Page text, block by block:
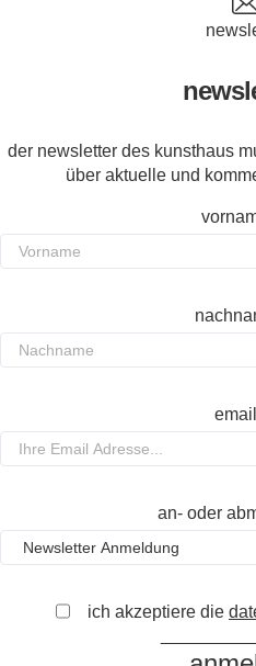
der newsletter des kunsthaus
über aktuelle und
an- oder
ich akzeptiere die